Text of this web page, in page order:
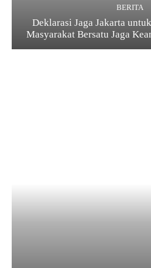
BERITA
Deklarasi Jaga Jakarta
Masyarakat Bersatu Jaga